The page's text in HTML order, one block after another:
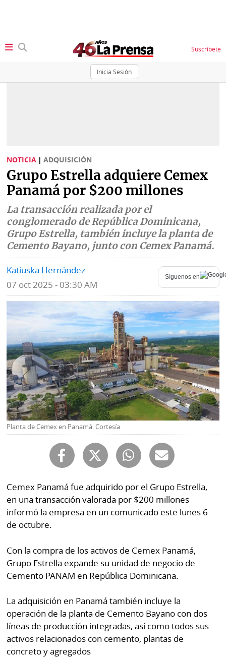
Inicia Sesión
Suscríbete
Sociedad
Judiciales
Política
Economía
Mundo
Deportes
Tecnología
Ponle
la
Firma
Status
K
Vivir+
Opinión
Blogs
Fotografías
Videos
Fe
de
erratas
Historias
SERVICIOS
E-
Paper
Buscador
Catálogos
Lotería
Kiosko
digital
Luctuosas
Contenido
de
marcas
RSS
Temas
Autores
al
lector
Buenas
OTROS
SITIOS
NOTICIA | ADQUISICIÓN
Grupo Estrella adquiere Cemex
Panamá por $200 millones
La transacción realizada por el
conglomerado de República Dominicana,
Grupo Estrella, también incluye la planta de
Cemento Bayano, junto con Cemex Panamá.
Katiuska Hernández
07 oct 2025 - 03:30 AM
Síguenos en
Planta de Cemex en Panamá. Cortesía
Cemex Panamá fue adquirido por el Grupo Estrella,
en una transacción valorada por $200 millones
informó la empresa en un comunicado este lunes 6
de octubre.
Con la compra de los activos de Cemex Panamá,
Grupo Estrella expande su unidad de negocio de
Cemento PANAM en República Dominicana.
La adquisición en Panamá también incluye la
operación de la planta de Cemento Bayano con dos
líneas de producción integradas, así como todos sus
activos relacionados con cemento, plantas de
concreto y agregados